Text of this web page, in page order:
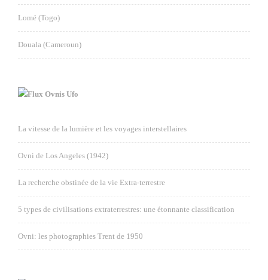
Lomé (Togo)
Douala (Cameroun)
Ovnis Ufo
La vitesse de la lumière et les voyages interstellaires
Ovni de Los Angeles (1942)
La recherche obstinée de la vie Extra-terrestre
5 types de civilisations extraterrestres: une étonnante classification
Ovni: les photographies Trent de 1950